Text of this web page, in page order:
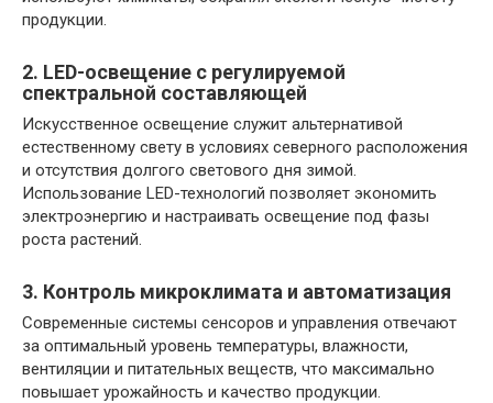
продукции.
2. LED-освещение с регулируемой
спектральной составляющей
Искусственное освещение служит альтернативой
естественному свету в условиях северного расположения
и отсутствия долгого светового дня зимой.
Использование LED-технологий позволяет экономить
электроэнергию и настраивать освещение под фазы
роста растений.
3. Контроль микроклимата и автоматизация
Современные системы сенсоров и управления отвечают
за оптимальный уровень температуры, влажности,
вентиляции и питательных веществ, что максимально
повышает урожайность и качество продукции.